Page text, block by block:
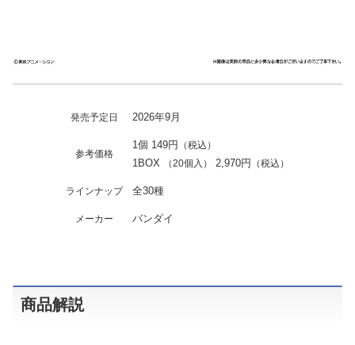
発売予定日 2026年9月
参考価格
1個 149円 （税込）
1BOX （20個入） 2,970円 （税込）
ラインナップ 全30種
メーカー バンダイ
商品解説